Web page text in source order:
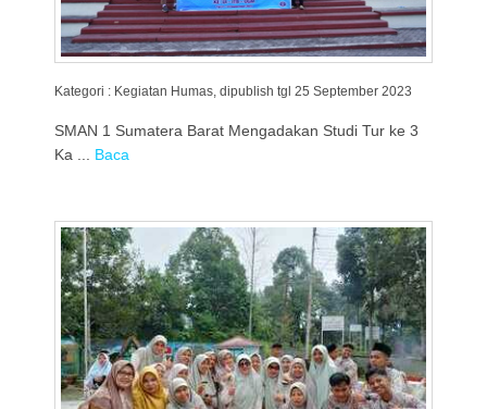
Kategori : Kegiatan Humas, dipublish tgl 25 September 2023
SMAN 1 Sumatera Barat Mengadakan Studi Tur ke 3
Ka ... Baca